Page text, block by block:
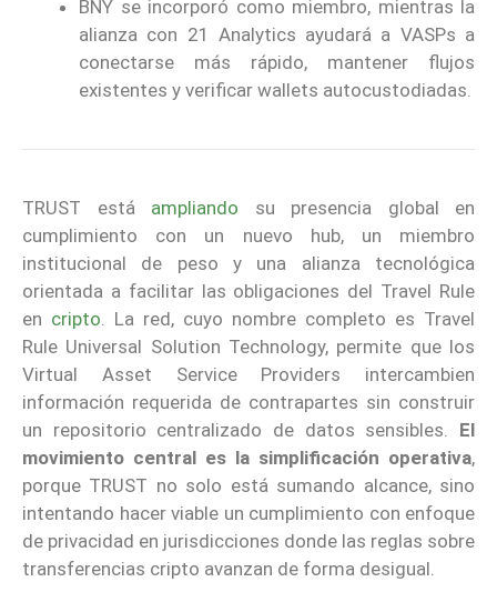
BNY se incorporó como miembro, mientras la
alianza con 21 Analytics ayudará a VASPs a
conectarse más rápido, mantener flujos
existentes y verificar wallets autocustodiadas.
TRUST está ampliando su presencia global en
cumplimiento con un nuevo hub, un miembro
institucional de peso y una alianza tecnológica
orientada a facilitar las obligaciones del Travel Rule
en cripto. La red, cuyo nombre completo es Travel
Rule Universal Solution Technology, permite que los
Virtual Asset Service Providers intercambien
información requerida de contrapartes sin construir
un repositorio centralizado de datos sensibles. El
movimiento central es la simplificación operativa,
porque TRUST no solo está sumando alcance, sino
intentando hacer viable un cumplimiento con enfoque
de privacidad en jurisdicciones donde las reglas sobre
transferencias cripto avanzan de forma desigual.